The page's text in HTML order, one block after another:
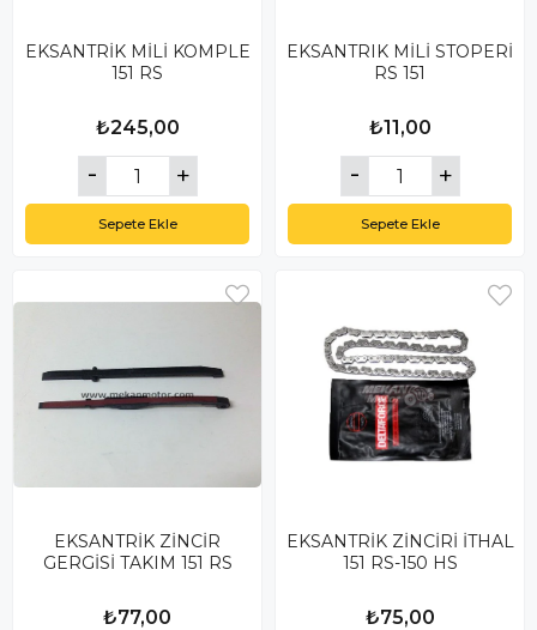
EKSANTRİK MİLİ KOMPLE
151 RS
₺245,00
Sepete Ekle
EKSANTRIK MİLİ STOPERİ
RS 151
₺11,00
Sepete Ekle
EKSANTRİK ZİNCİR
GERGİSİ TAKIM 151 RS
₺77,00
EKSANTRİK ZİNCİRİ İTHAL
151 RS-150 HS
₺75,00